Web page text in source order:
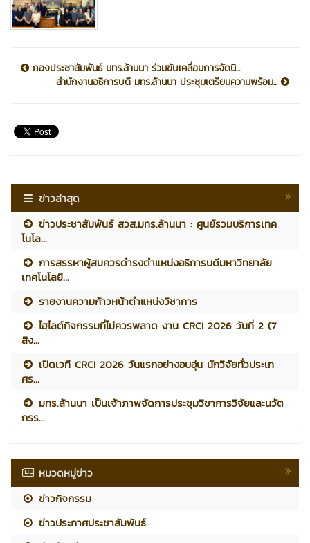
กองประชาสัมพันธ์ มทร.ล้านนา ร่วมขับเคลื่อนการจัดนิ...
สำนักงานอธิการบดี มทร.ล้านนา ประชุมเตรียมความพร้อม...
ข่าวล่าสุด
ข่าวประชาสัมพันธ์ สวส.มทร.ล้านนา : ศูนย์รวมบริการเทค
โนโล...
การสรรหาผู้สมควรดำรงตำแหน่งอธิการบดีมหาวิทยาลัย
เทคโนโลยี...
รายงานความก้าวหน้าตำแหน่งวิชาการ
ไฮไลต์กิจกรรมที่ไม่ควรพลาด งาน CRCI 2026 วันที่ 2 (7
สิง...
เปิดเวที CRCI 2026 วันแรกอย่างอบอุ่น นักวิจัยทั่วประเท
ศร...
มทร.ล้านนา เป็นเจ้าภาพจัดการประชุมวิชาการวิจัยและนวัต
กรร...
หมวดหมู่ข่าว
ข่าวกิจกรรม
ข่าวประกาศประชาสัมพันธ์